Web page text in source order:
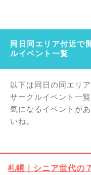
同日同エリア付近で
ルイベント一覧
以下は同日の同エリ
サークルイベント一覧
気になるイベントが
いね。
札幌｜シニア世代の